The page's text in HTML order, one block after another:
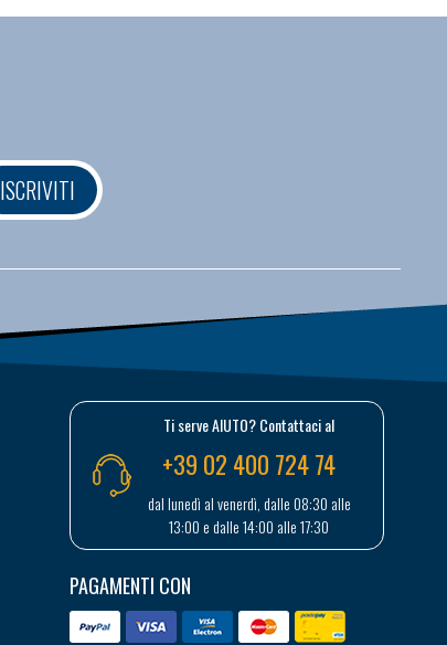
ISCRIVITI
Ti serve AIUTO? Contattaci al
+39 02 400 724 74
dal lunedì al venerdì, dalle 08:30 alle
13:00 e dalle 14:00 alle 17:30
PAGAMENTI CON